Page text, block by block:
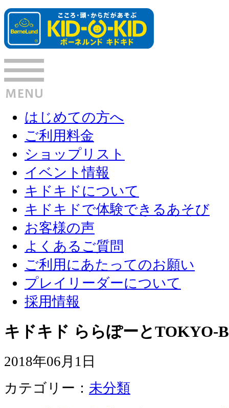
はじめての方へ
ご利用料金
ショップリスト
イベント情報
キドキドについて
キドキドで体験できるあそび
お客様の声
よくあるご質問
ご利用にあたってのお願い
プレイリーダーについて
採用情報
キドキド ららぽーとTOKYO-
2018年06月1日
カテゴリー： 未分類